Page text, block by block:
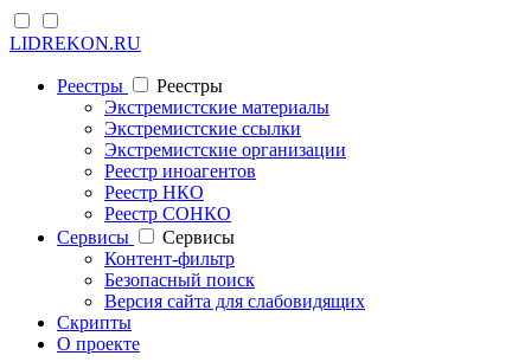
LIDREKON.RU
Реестры
Реестры
Экстремистские материалы
Экстремистские ссылки
Экстремистские организации
Реестр иноагентов
Реестр НКО
Реестр СОНКО
Cервисы
Cервисы
Контент-фильтр
Безопасный поиск
Версия сайта для слабовидящих
Скрипты
О проекте